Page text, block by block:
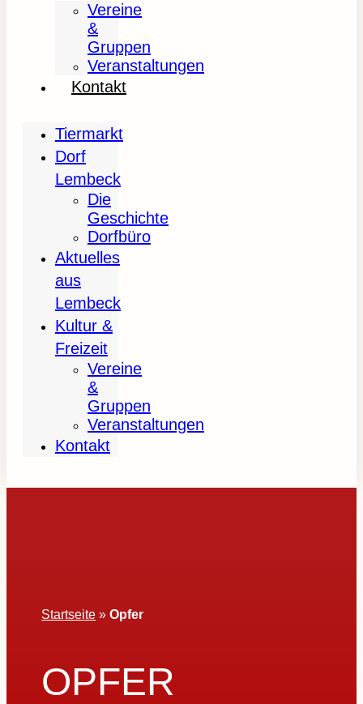
Vereine
&
Gruppen
Veranstaltungen
Kontakt
Tiermarkt
Dorf
Lembeck
Die
Geschichte
Dorfbüro
Aktuelles
aus
Lembeck
Kultur &
Freizeit
Vereine
&
Gruppen
Veranstaltungen
Kontakt
Startseite »Opfer
OPFER